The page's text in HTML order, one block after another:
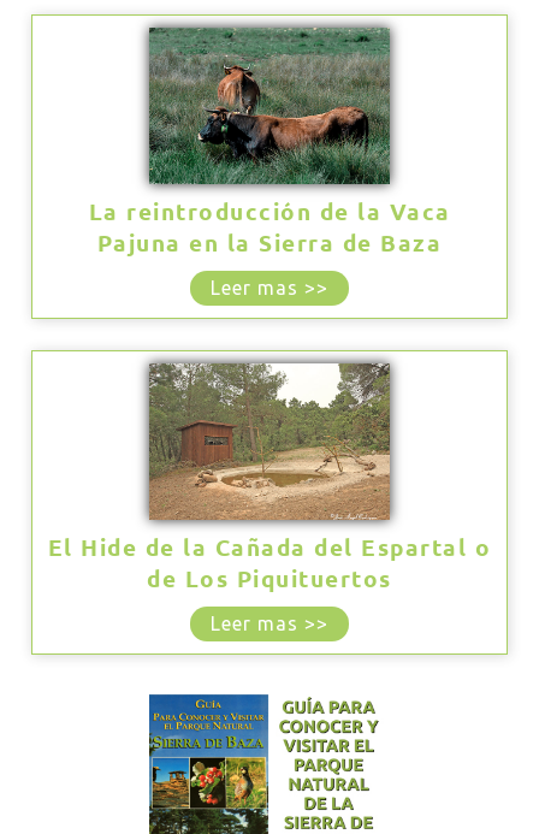
La reintroducción de la Vaca
Pajuna en la Sierra de Baza
Leer mas >>
El Hide de la Cañada del Espartal o
de Los Piquituertos
Leer mas >>